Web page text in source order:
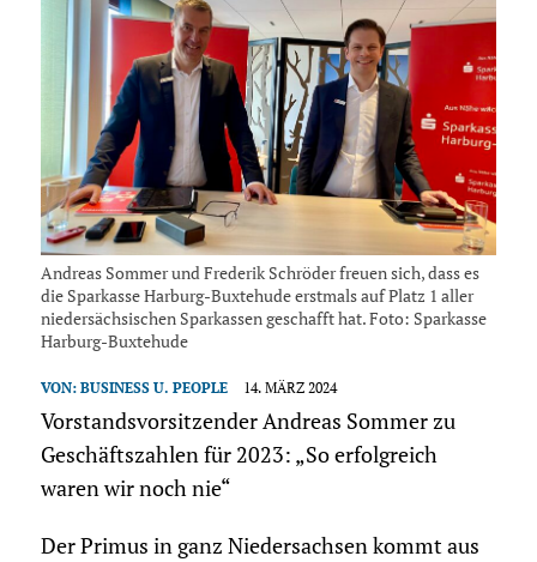
Andreas Sommer und Frederik Schröder freuen sich, dass es
die Sparkasse Harburg-Buxtehude erstmals auf Platz 1 aller
niedersächsischen Sparkassen geschafft hat. Foto: Sparkasse
Harburg-Buxtehude
VON: BUSINESS U. PEOPLE 14. MÄRZ 2024
Vorstandsvorsitzender Andreas Sommer zu
Geschäftszahlen für 2023: „So erfolgreich
waren wir noch nie“
Der Primus in ganz Niedersachsen kommt aus